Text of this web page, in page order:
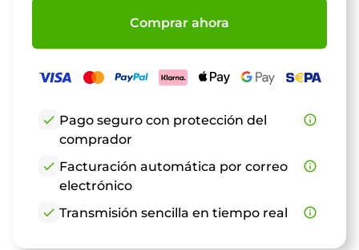
Comprar ahora
check Pago seguro con protección del
comprador
info_outline
check Facturación automática por correo
electrónico
info_outline
check Transmisión sencilla en tiempo real info_outline